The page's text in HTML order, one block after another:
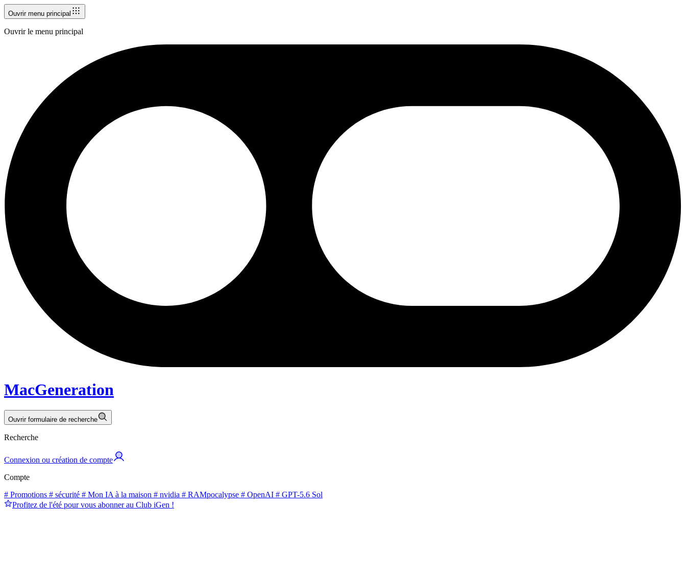
Ouvrir menu principal
Ouvrir le menu principal
MacGeneration
Ouvrir formulaire de recherche
Recherche
Connexion ou création de compte
Compte
# Promotions # sécurité # Mon IA à la maison # nvidia # RAMpocalypse # OpenAI # GPT-5.6 Sol
Profitez de l'été pour vous abonner au Club iGen !